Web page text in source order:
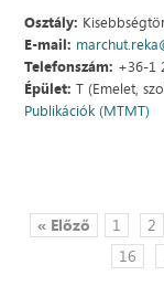
Osztály:
E-mail:
Telefonszám: +36-1
Épület: T (Emelet,
Publikációk (MTMT)
« Előző 1 2
16